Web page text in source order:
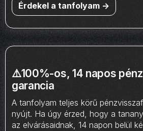
Érdekel a tanfolyam ->
⚠️100%-os, 14 napos
garancia
A tanfolyam teljes körű
nyújt. Ha úgy érzed, hogy a
az elvárásaidnak, 14 napon belül